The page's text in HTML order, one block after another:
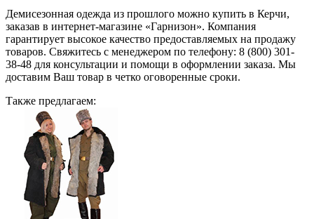
Демисезонная одежда из прошлого можно купить в Керчи,
заказав в интернет-магазине «Гарнизон». Компания
гарантирует высокое качество предоставляемых на продажу
товаров. Свяжитесь с менеджером по телефону: 8 (800) 301-
38-48 для консультации и помощи в оформлении заказа. Мы
доставим Ваш товар в четко оговоренные сроки.
Также предлагаем: